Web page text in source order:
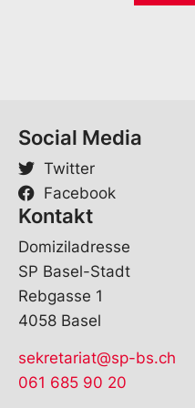
Social Media
Twitter
Facebook
Kontakt
Domiziladresse
SP Basel-Stadt
Rebgasse 1
4058 Basel
sekretariat@sp-bs.ch
061 685 90 20